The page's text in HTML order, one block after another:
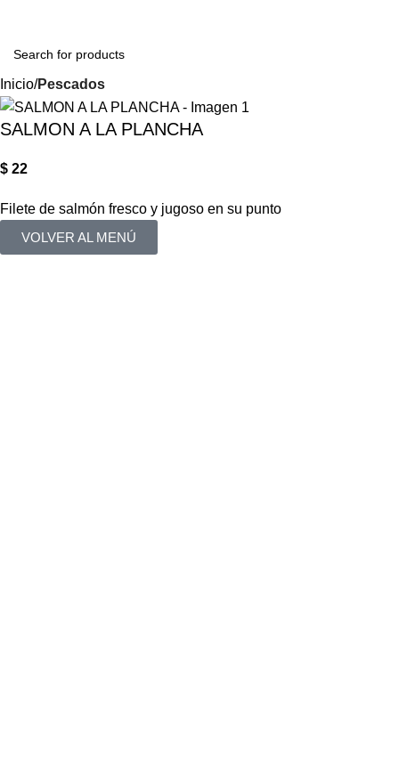
Inicio Pescados
SALMON A LA PLANCHA
$ 22
Filete de salmón fresco y jugoso en su punto
VOLVER AL MENÚ